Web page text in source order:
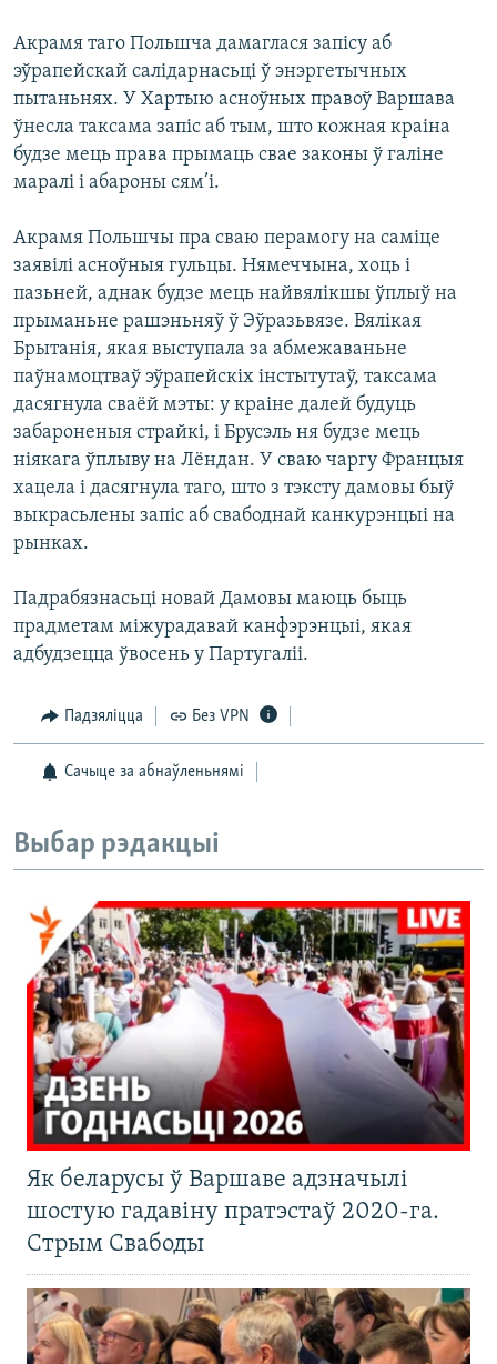
Акрамя таго Польшча дамаглася запісу аб
эўрапейскай салідарнасьці ў энэргетычных
пытаньнях. У Хартыю асноўных правоў Варшава
ўнесла таксама запіс аб тым, што кожная краіна
будзе мець права прымаць свае законы ў галіне
маралі і абароны сям’і.
Акрамя Польшчы пра сваю перамогу на саміце
заявілі асноўныя гульцы. Нямеччына, хоць і
пазьней, аднак будзе мець найвялікшы ўплыў на
прыманьне рашэньняў ў Эўразьвязе. Вялікая
Брытанія, якая выступала за абмежаваньне
паўнамоцтваў эўрапейскіх інстытутаў, таксама
дасягнула сваёй мэты: у краіне далей будуць
забароненыя страйкі, і Брусэль ня будзе мець
ніякага ўплыву на Лёндан. У сваю чаргу Францыя
хацела і дасягнула таго, што з тэксту дамовы быў
выкрасьлены запіс аб свабоднай канкурэнцыі на
рынках.
Падрабязнасьці новай Дамовы маюць быць
прадметам міжурадавай канфэрэнцыі, якая
адбудзецца ўвосень у Партугаліі.
Падзяліцца Без VPN
Сачыце за абнаўленьнямі
Выбар рэдакцыі
Як беларусы ў Варшаве адзначылі
шостую гадавіну пратэстаў 2020-га.
Стрым Свабоды